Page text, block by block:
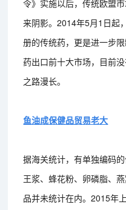
令》实施以后，传统欧盟
来阴影。2014年5月1日起
册的传统药，更是进一步
药出口前十大市场，目前
之路漫长。
鱼油成保健品贸易老大
据海关统计，有单独编码
王浆、蜂花粉、卵磷脂、
品并未统计在内。2015年